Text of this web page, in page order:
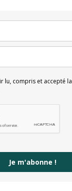
lu, compris et accepté la
Je m'abonne !